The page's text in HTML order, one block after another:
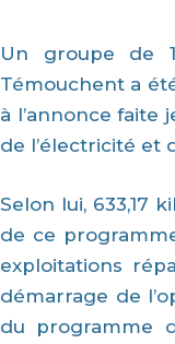
Un groupe de
Témouchent a
à l’annonce
de l’électricité et
Selon lui, 633,17
de ce
exploitations
démarrage de
du programme